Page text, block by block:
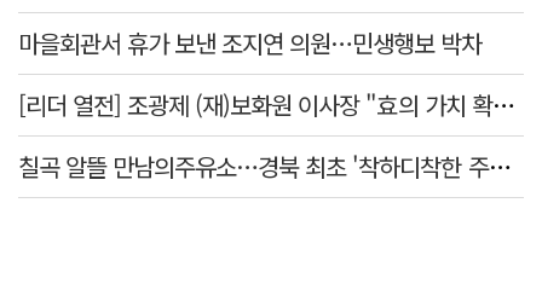
마을회관서 휴가 보낸 조지연 의원…민생행보 박차
[리더 열전] 조광제 (재)보화원 이사장 "효의 가치 확산 위해 젊은층 참여 이끌어낼 것"
칠곡 알뜰 만남의주유소…경북 최초 '착하디착한 주유소' 선정